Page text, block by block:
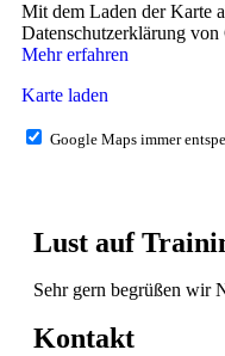
Mit dem Laden der Karte
Datenschutzerklärung von
Mehr erfahren
Karte laden
Google Maps immer
Lust auf
Sehr gern begrüßen wir
Kontakt